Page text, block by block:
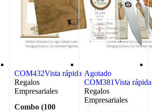
COM432Vista rápida
Regalos
Empresariales
Combo (100
Agotado
COM381Vista rápida
Regalos
Empresariales